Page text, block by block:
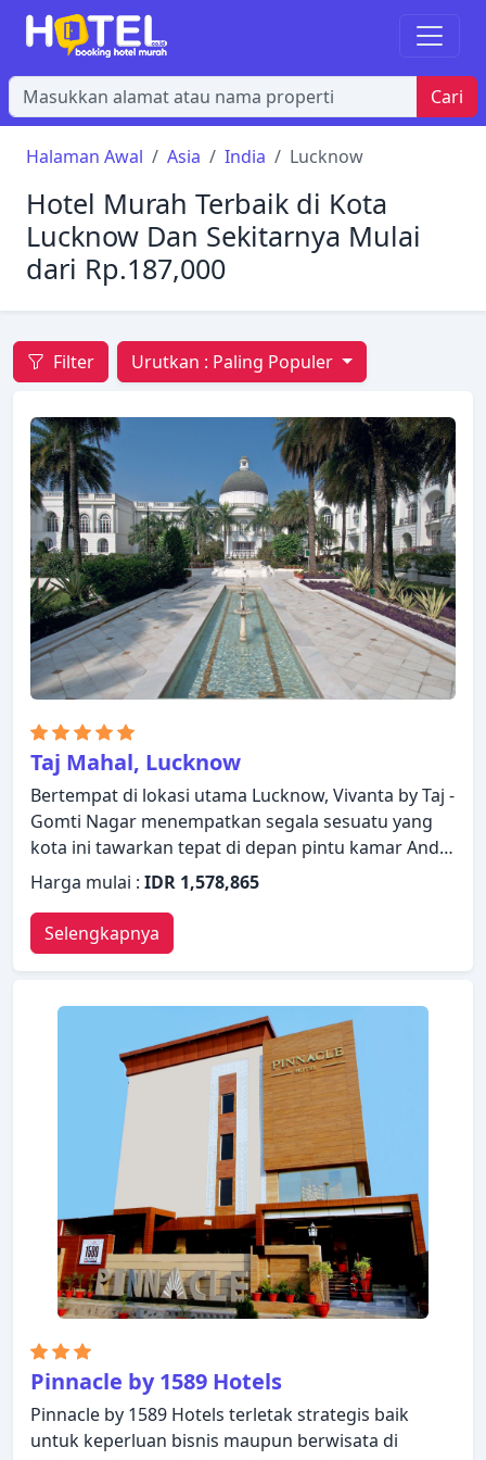
Cari
Halaman Awal Asia India Lucknow
Hotel Murah Terbaik di Kota
Lucknow Dan Sekitarnya Mulai
dari Rp.187,000
Filter Urutkan : Paling Populer
Taj Mahal, Lucknow
Bertempat di lokasi utama Lucknow, Vivanta by Taj -
Gomti Nagar menempatkan segala sesuatu yang
kota ini tawarkan tepat di depan pintu kamar Anda.
Hotel ini memiliki segala yang dibutuhkan untuk
menginap dengan nyaman. Layanan kamar 24 jam,
WiFi gratis di semua kamar, satpam 24 jam, layanan
kebersihan harian, toko oleh-oleh/cinderamata
hanyalah beberapa dari berbagai fasilitas yang
ditawarkan. Bersantailah di kamar Anda yang
nyaman dan beberapa kamar dilengkapi dengan
fasilitas seperti televisi layar datar, akses internet -
WiFi, kamar bebas asap rokok, AC, meja tulis.
Suasana tenang di hotel ini meluas hingga fasilitas
rekreasinya yang meliputi pusat kebugaran, sauna,
kolam renang luar ruangan, spa, pijat. Apa pun
alasan Anda mengunjungi Lucknow, Vivanta by Taj -
Gomti Nagar akan membuat Anda langsung
merasa seperti di rumah.
Harga mulai : IDR 1,578,865
Selengkapnya
Pinnacle by 1589 Hotels
Pinnacle by 1589 Hotels terletak strategis baik
untuk keperluan bisnis maupun berwisata di